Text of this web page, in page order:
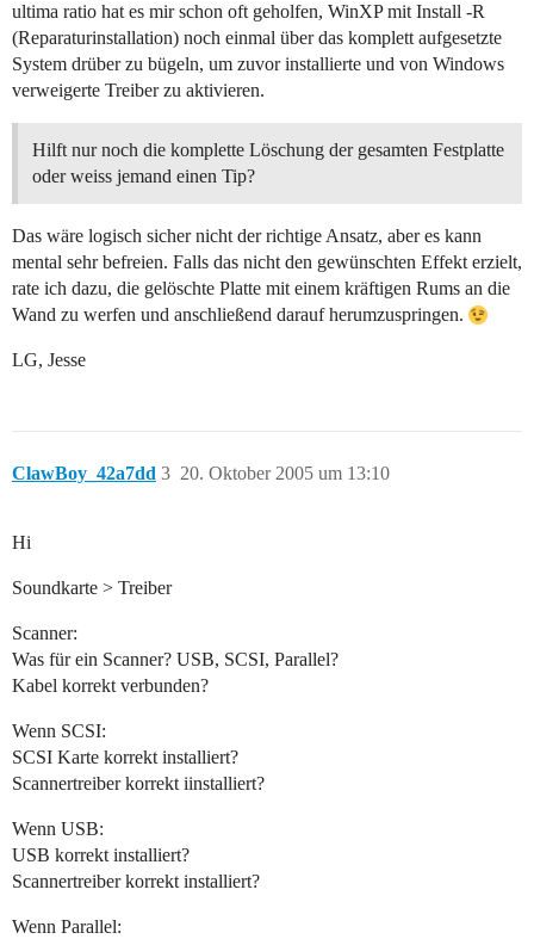
ultima ratio hat es mir schon oft geholfen, WinXP mit Install -R
(Reparaturinstallation) noch einmal über das komplett aufgesetzte
System drüber zu bügeln, um zuvor installierte und von Windows
verweigerte Treiber zu aktivieren.
Hilft nur noch die komplette Löschung der gesamten Festplatte
oder weiss jemand einen Tip?
Das wäre logisch sicher nicht der richtige Ansatz, aber es kann
mental sehr befreien. Falls das nicht den gewünschten Effekt erzielt,
rate ich dazu, die gelöschte Platte mit einem kräftigen Rums an die
Wand zu werfen und anschließend darauf herumzuspringen.
LG, Jesse
ClawBoy_42a7dd 20. Oktober 2005 um 13:10
3
Hi
Soundkarte > Treiber
Scanner:
Was für ein Scanner? USB, SCSI, Parallel?
Kabel korrekt verbunden?
Wenn SCSI:
SCSI Karte korrekt installiert?
Scannertreiber korrekt iinstalliert?
Wenn USB:
USB korrekt installiert?
Scannertreiber korrekt installiert?
Wenn Parallel: